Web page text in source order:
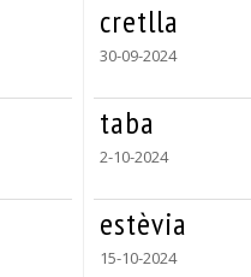
cretlla
30-09-2024
taba
2-10-2024
estèvia
15-10-2024